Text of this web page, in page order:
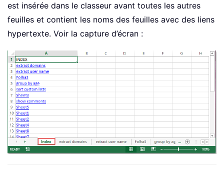
est insérée dans le classeur avant toutes les autres
feuilles et contient les noms des feuilles avec des liens
hypertexte. Voir la capture d’écran :